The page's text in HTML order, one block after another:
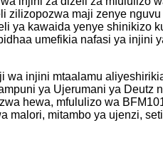
maji zenye
ya kawaida yenye
umefikia nafasi ya
injini mtaalamu
ya Ujerumani ya
hewa, mfululizo wa
malori, mitambo ya ujenzi,